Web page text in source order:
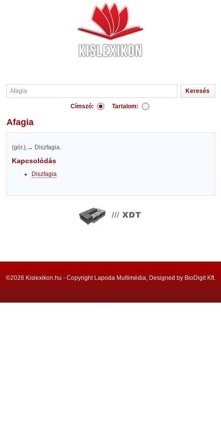
Címszó: Tartalom:
Afagia
(gör.),→ Diszfagia.
Kapcsolódás
Diszfagia
©2026 Kislexikon.hu - Copyright Lapoda Multimédia, Designed by BioDigit Kft.